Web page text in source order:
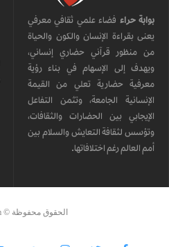
بوابة حراء فضاء علمي ثقافي معرفي
يعنى بقراءة الإنسان والكون والحياة
من منظور قرآني حضاري إنساني،
ويهدف إلى الإسهام في بناء رؤية
معرفية حضارية تعلي من القيمة
الإنسانية الجامعة، وتثمن التفاعل
الإيجابي بين الحضارات والثقافات،
وتؤسس لثقافة التعايش والسلام بين
أمم العالم رغم اختلافاتها.
الحقوق محفوظة © hiragate.com